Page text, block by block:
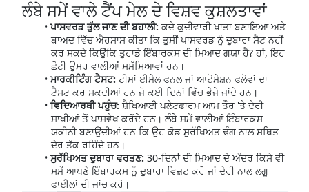
ਲੰਬੇ ਸਮੇਂ ਵਾਲੇ ਟੈਂਪ ਮੇਲ ਦੇ ਵਿਸ਼ਵ ਕੁਸ਼ਲਤਾਵਾਂ
ਪਾਸਵਰਡ ਭੁੱਲ ਜਾਣ ਦੀ ਬਹਾਲੀ: ਕਦੇ ਕੁਦੀਵਾਰੀ ਖਾਤਾ ਬਣਾਇਆ ਅਤੇ
ਬਾਅਦ ਵਿੱਚ ਐਹਸਾਸ ਕੀਤਾ ਕਿ ਤੁਸੀਂ ਪਾਸਵਰਡ ਨੂੰ ਦੁਬਾਰਾ ਸੈਟ ਨਹੀਂ
ਕਰ ਸਕਦੇ ਕਿਉਂਕਿ ਤੁਹਾਡੇ ਇੰਬਾਰਕਸ ਦੀ ਮਿਆਦ ਗਯਾ ਹੈ? ਹਾਂ, ਇਹ
ਛੋਟੀ ਉਮਰ ਵਾਲੀਆਂ ਸਮੱਸਿਆਵਾਂ ਹਨ।
ਮਾਰਕੀਟਿੰਗ ਟੈਸਟ: ਟੀਮਾਂ ਈਮੇਲ ਫਨਲ ਜਾਂ ਆਟੋਮੇਸ਼ਨ ਫਲੋਵਾਂ ਦਾ
ਟੈਸਟ ਕਰ ਸਕਦੀਆਂ ਹਨ ਜੋ ਕਈ ਦਿਨਾਂ ਵਿੱਚ ਭੇਜੇ ਜਾਂਦੇ ਹਨ।
ਵਿਦਿਆਰਥੀ ਪਹੁੰਚ: ਸ਼ੈਖਿਆਈ ਪਲੇਟਫਾਰਮ ਆਮ ਤੌਰ 'ਤੇ ਦੇਰੀ
ਸਾਖੀਆਂ ਤੋਂ ਪਾਸਵੇਖ ਕਰੋਂਦੇ ਹਨ। ਲੰਬੇ ਸਮੇਂ ਵਾਲੀਆਂ ਇੰਬਾਰਕਸ
ਯਕੀਨੀ ਬਣਾਉਂਦੀਆਂ ਹਨ ਕਿ ਉਹ ਕੋਡ ਸੁਰੱਖਿਅਤ ਢੰਗ ਨਾਲ ਸਥਿਤ
ਦੇਰ ਤੱਕ ਰਹਿੰਦੇ ਹਨ।
ਸੁਰੱਖਿਅਤ ਦੁਬਾਰਾ ਵਰਤਣ: 30-ਦਿਨਾਂ ਦੀ ਮਿਆਦ ਦੇ ਅੰਦਰ ਕਿਸੇ ਵੀ
ਸਮੇਂ ਆਪਣੇ ਇੰਬਾਰਕਸ ਨੂੰ ਦੁਬਾਰਾ ਵਿਜ਼ਟ ਕਰੋ ਜਾਂ ਦੇਰੀ ਨਾਲ ਲਗੂ
ਫਾਈਲਾਂ ਦੀ ਜਾਂਚ ਕਰੋ।